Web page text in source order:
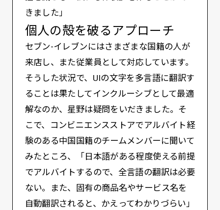
きました」
個人の殻を破るアプローチ
セブン-イレブンにはさまざまな国籍の人が
来店し、また従業員として対応しています。
そうした状況で、UIの文字を多言語に翻訳す
ることは果たしてインクルーシブとして最適
解なのか、星野は疑問をいだきました。そ
こで、コンビニエンスストアでアルバイト経
験のある中国国籍のチームメンバーに聞いて
みたところ、「日本語がある程度使える前提
でアルバイトするので、全言語の翻訳は必要
ない。また、固有の商品名やサービス名を
自動翻訳されると、かえってわかりづらい」